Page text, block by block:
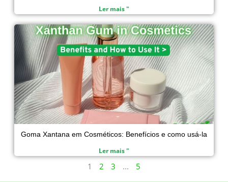
Ler mais "
Goma Xantana em Cosméticos: Benefícios e como usá-la
Ler mais "
1 2 3 ... 5